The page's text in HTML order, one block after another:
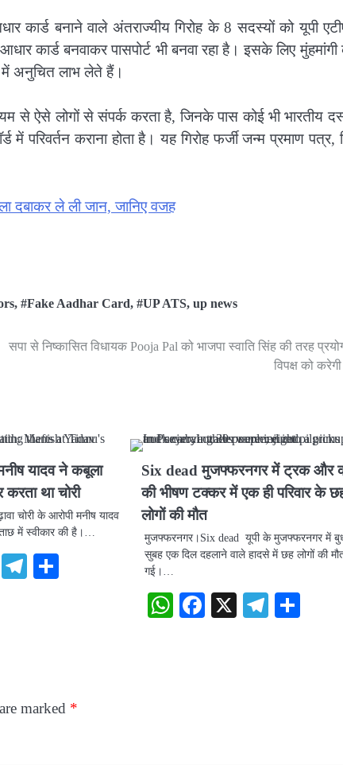
कार्ड बनाने वाले अंतराज्यीय गिरोह के 8 सदस्यों को यूपी
कार्ड बनवाकर पासपोर्ट भी बनवा रहा है। इसके लिए
में अनुचित लाभ लेते हैं।
से ऐसे लोगों से संपर्क करता है, जिनके पास कोई भी भारतीय
परिवर्तन कराना होता है। यह गिरोह फर्जी जन्म प्रमाण पत्र,
दबाकर ले ली जान, जानिए वजह
, #Fake Aadhar Card, #UP ATS, up news
सपा से निष्कासित विधायक Pooja Pal को भाजपा स्वाति सिंह की तरह
विपक्ष को करेगी
यादव ने कबूला
था चोरी
चोरी के आरोपी मनीष यादव
में स्वीकार की है।…
X Telegram
Six dead मुजफ्फरनगर में ट्रक और
की भीषण टक्कर में एक ही परिवार के
लोगों की मौत
मुजफ्फरनगर।Six dead यूपी के मुजफ्फरनगर में
सुबह एक दिल दहलाने वाले हादसे में छह लोगों की
गई।…
WhatsApp
Facebook
X
marked *